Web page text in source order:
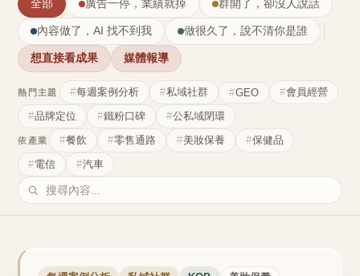
全部 廣告一停，業績就掉 群開了，卻沒人說話
內容做了，AI 找不到我 做很久了，說不清你是誰
想直接看成果 媒體報導
熱門主題 每週案例分析 私域社群 GEO
會員經營
品牌定位
鐵粉口碑 公私域閉環
依產業 餐飲 零售通路 美妝保養
保健品
電信
汽車